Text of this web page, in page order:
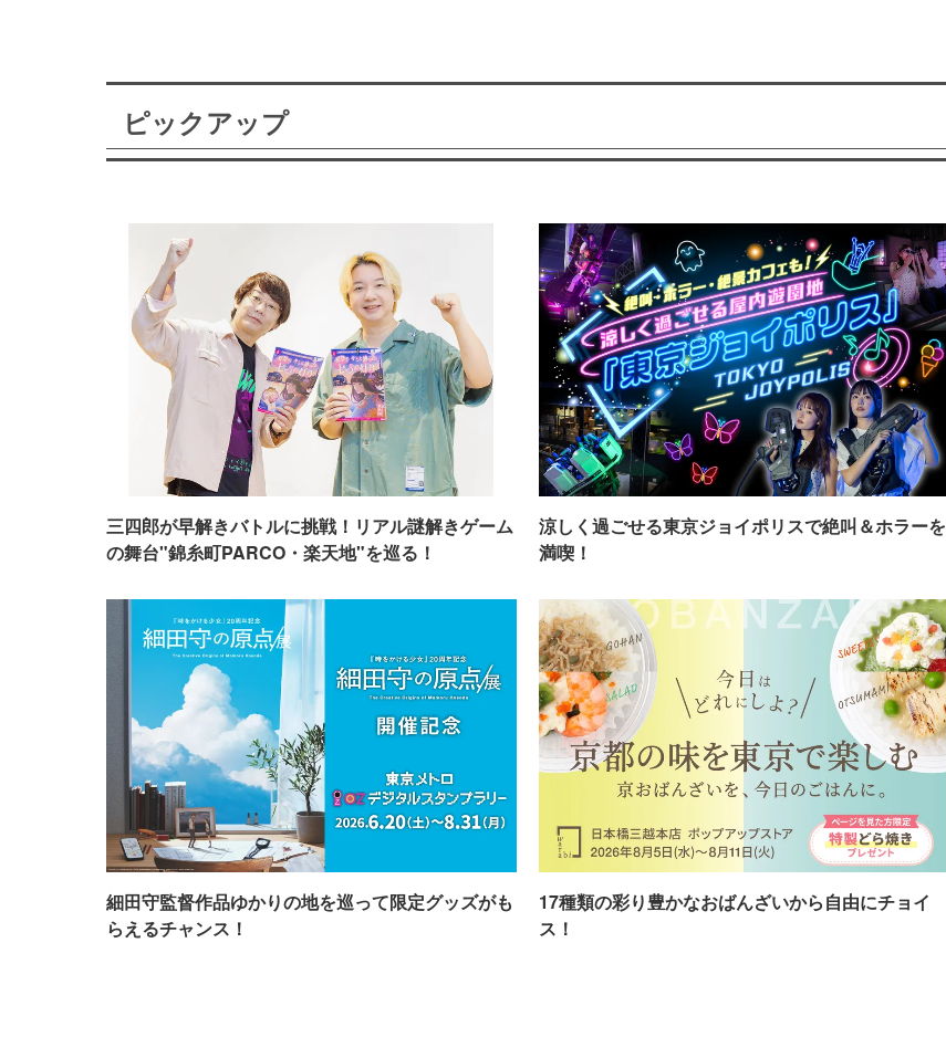
ピックアップ
三四郎が早解きバトルに挑戦！リアル謎解きゲーム
の舞台"錦糸町PARCO・楽天地"を巡る！
涼しく過ごせる東京ジョイポリスで絶叫＆ホラーを
満喫！
細田守監督作品ゆかりの地を巡って限定グッズがも
らえるチャンス！
17種類の彩り豊かなおばんざいから自由にチョイ
ス！